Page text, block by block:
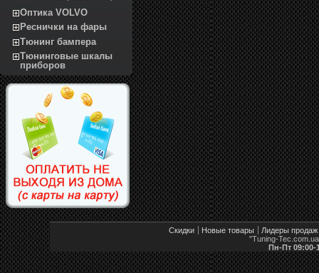
Оптика VOLVO
Реснички на фары
Тюнинг бампера
Тюнинговые шкалы
приборов
Скидки Новые товары
Лидеры продаж
"Tuning-
Пн-Пт 09:00-